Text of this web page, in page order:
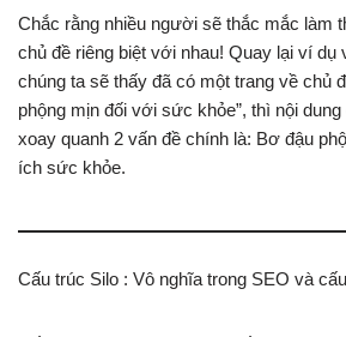
Chắc rằng nhiều người sẽ thắc mắc làm
chủ đề riêng biệt với nhau! Quay lại ví dụ
chúng ta sẽ thấy đã có một trang về chủ
phộng mịn đối với sức khỏe”, thì nội
xoay quanh 2 vấn đề chính là: Bơ đậu
ích sức khỏe.
Cấu trúc Silo : Vô nghĩa trong SEO và